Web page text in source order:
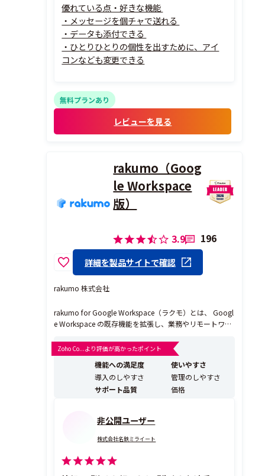
優れている点・好きな機能
・メッセージを個チャで送れる
・データも添付できる
・ひとりひとりの個性を出すために、アイ
コンなども変更できる
無料プランあり
レビューを見る
rakumo（Goog
le Workspace
版）
3.9 196
詳細を製品サイトで確認
rakumo 株式会社
rakumo for Google Workspace（ラクモ）とは、 Googl
e Workspace の既存機能を拡張し、業務やリモートワー
oogle Workspace アドオン製品群です。階層型組織での
利用を可能にするグループカレンダー製品や、社内掲
Zoho Co...より評価が高かったポイント
機能への満足度
使いやすさ
導入のしやすさ
管理のしやすさ
サポート品質
価格
非公開ユーザー
株式会社名鉄ミライート